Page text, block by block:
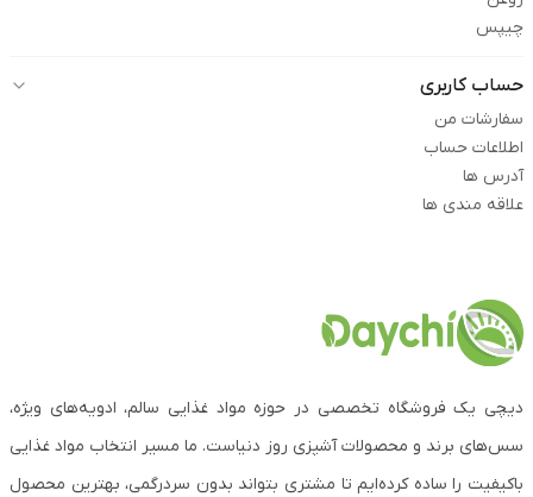
چیپس
حساب کاربری
سفارشات من
اطلاعات حساب
آدرس ها
علاقه مندی ها
دیچی یک فروشگاه تخصصی در حوزه مواد غذایی سالم، ادویه‌های ویژه،
سس‌های برند و محصولات آشپزی روز دنیاست. ما مسیر انتخاب مواد غذایی
باکیفیت را ساده کرده‌ایم تا مشتری بتواند بدون سردرگمی، بهترین محصول